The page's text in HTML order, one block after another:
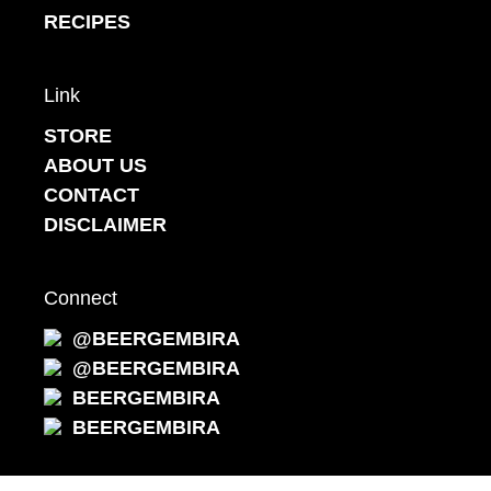
RECIPES
Link
STORE
ABOUT US
CONTACT
DISCLAIMER
Connect
@BEERGEMBIRA
@BEERGEMBIRA
BEERGEMBIRA
BEERGEMBIRA